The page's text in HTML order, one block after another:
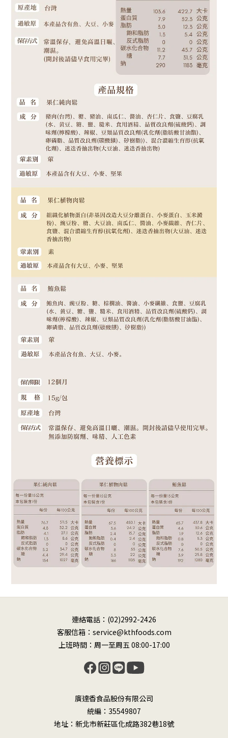
連絡電話：(02)2992-2426
客服信箱：service@kthfoods.com
上班時間：周一至周五 08:00-17:00
廣達香食品股份有限公司
統編：35549807
地址：新北市新莊區化成路382巷18號